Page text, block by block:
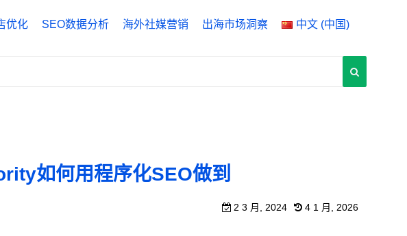
优化 SEO数据分析 海外社媒营销 出海市场洞察 中文 (中国)
中文 (中国)
如何用程序化SEO做到
2 3 月, 2024 4 1 月, 2026